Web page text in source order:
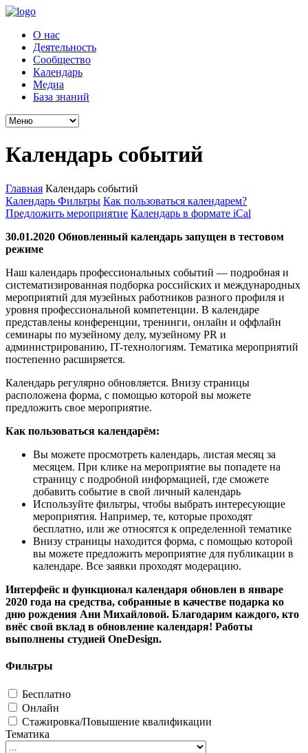
О нас
Деятельность
Сообщество
Календарь
Медиа
База знаний
Календарь событий
Главная Календарь событий
Календарь Фильтры Как пользоваться календарем?
Предложить мероприятие Календарь в формате iCal
30.01.2020 Обновленный календарь запущен в тестовом
режиме
Наш календарь профессиональных событий — подробная и
систематизированная подборка российских и международных
мероприятий для музейных работников разного профиля и
уровня профессиональной компетенции. В календаре
представлены конференции, тренинги, онлайн и оффлайн
семинары по музейному делу, музейному PR и
администрированию, IT-технологиям. Тематика мероприятий
постепенно расширяется.
Календарь регулярно обновляется. Внизу страницы
расположена форма, с помощью которой вы можете
предложить свое мероприятие.
Как пользоваться календарём:
Вы можете просмотреть календарь, листая месяц за
месяцем. При клике на мероприятие вы попадете на
страницу с подробной информацией, где сможете
добавить событие в свой личный календарь
Используйте фильтры, чтобы выбрать интересующие
мероприятия. Например, те, которые проходят
бесплатно, или же относятся к определенной тематике
Внизу страницы находится форма, с помощью которой
вы можете предложить мероприятие для публикации в
календаре. Все заявки проходят модерацию.
Интерфейс и функционал календаря обновлен в январе
2020 года на средства, собранные в качестве подарка ко
дню рождения Ани Михайловой. Благодарим каждого, кто
внёс свой вклад в обновление календаря! Работы
выполнены студией OneDesign.
Фильтры
Бесплатно
Онлайн
Стажировка/Повышение квалификации
Тематика